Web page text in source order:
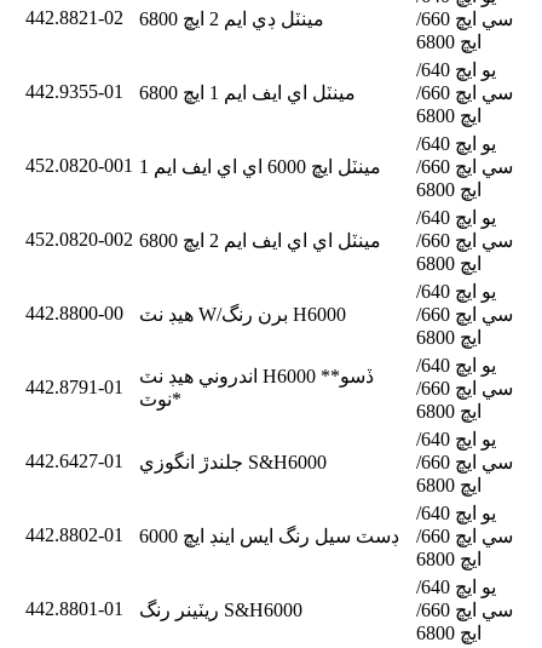
442.8821-02 مينٽل ڊي ايم 2 ايڇ 6800
سي ايڇ 660/
ايڇ 6800
442.9355-01 مينٽل اي ايف ايم 1 ايڇ 6800
يو ايڇ 640/
سي ايڇ 660/
ايڇ 6800
452.0820-001 مينٽل ايڇ 6000 اي اي ايف ايم 1
يو ايڇ 640/
سي ايڇ 660/
ايڇ 6800
452.0820-002 مينٽل اي اي ايف ايم 2 ايڇ 6800
يو ايڇ 640/
سي ايڇ 660/
ايڇ 6800
442.8800-00 هيڊ نٽ W/برن رنگ H6000
يو ايڇ 640/
سي ايڇ 660/
ايڇ 6800
442.8791-01
اندروني هيڊ نٽ H6000 **ڏسو
نوٽ*
يو ايڇ 640/
سي ايڇ 660/
ايڇ 6800
442.6427-01 جلندڙ انگوزي S&H6000
يو ايڇ 640/
سي ايڇ 660/
ايڇ 6800
442.8802-01 ڊسٽ سيل رنگ ايس اينڊ ايڇ 6000
يو ايڇ 640/
سي ايڇ 660/
ايڇ 6800
442.8801-01 ريٽينر رنگ S&H6000
يو ايڇ 640/
سي ايڇ 660/
ايڇ 6800